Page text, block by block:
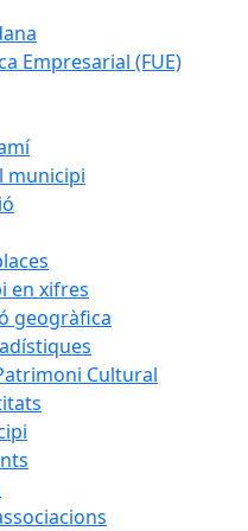
Empresarial (FUE)
municipi
en xifres
geogràfica
Cultural